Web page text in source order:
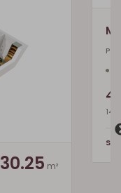
30.25 m²